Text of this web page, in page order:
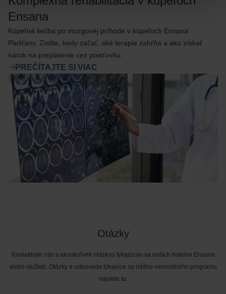
Ensana
Kúpeľná liečba po mozgovej príhode v kúpeľoch Ensana
Piešťany. Zistite, kedy začať, aké terapie zahŕňa a ako získať
nárok na preplatenie cez poisťovňu.
PREČÍTAJTE SI VIAC
Otázky
Kontaktujte nás s akoukoľvek otázkou týkajúcou sa našich hotelov Ensana
alebo služieb. Otázky a odpovede týkajúce sa nášho vernostného programu
nájdete tu.